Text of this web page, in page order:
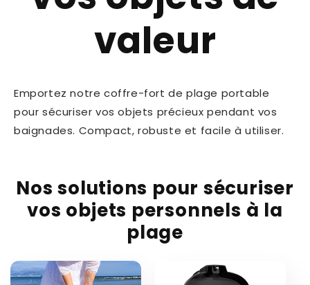
valeur
Emportez notre coffre-fort de plage portable
pour sécuriser vos objets précieux pendant vos
baignades. Compact, robuste et facile à utiliser.
Nos solutions pour sécuriser
vos objets personnels à la
plage